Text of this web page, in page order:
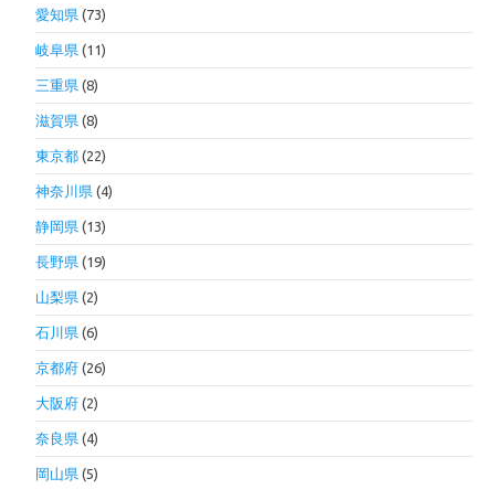
愛知県 (73)
岐阜県 (11)
三重県 (8)
滋賀県 (8)
東京都 (22)
神奈川県 (4)
静岡県 (13)
長野県 (19)
山梨県 (2)
石川県 (6)
京都府 (26)
大阪府 (2)
奈良県 (4)
岡山県 (5)